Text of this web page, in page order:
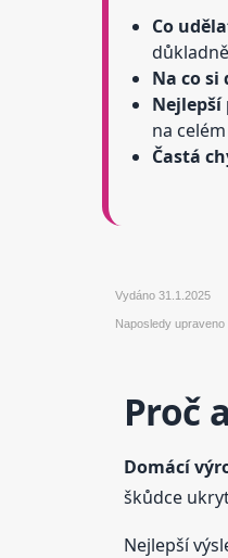
Co
Na co si
Nejlepší
na
Častá
Vydáno 31.1.2025
Naposledy upraveno
Proč
Domácí
škůdce
Nejlepší